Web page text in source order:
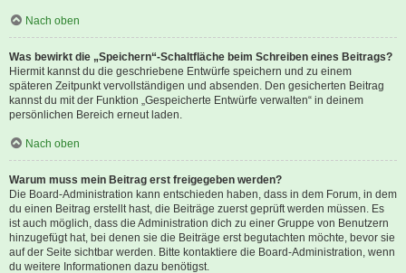
Nach oben
Was bewirkt die „Speichern“-Schaltfläche beim Schreiben eines Beitrags?
Hiermit kannst du die geschriebene Entwürfe speichern und zu einem
späteren Zeitpunkt vervollständigen und absenden. Den gesicherten Beitrag
kannst du mit der Funktion „Gespeicherte Entwürfe verwalten“ in deinem
persönlichen Bereich erneut laden.
Nach oben
Warum muss mein Beitrag erst freigegeben werden?
Die Board-Administration kann entschieden haben, dass in dem Forum, in dem
du einen Beitrag erstellt hast, die Beiträge zuerst geprüft werden müssen. Es
ist auch möglich, dass die Administration dich zu einer Gruppe von Benutzern
hinzugefügt hat, bei denen sie die Beiträge erst begutachten möchte, bevor sie
auf der Seite sichtbar werden. Bitte kontaktiere die Board-Administration, wenn
du weitere Informationen dazu benötigst.